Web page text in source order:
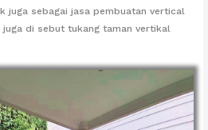
juga sebagai jasa pembuatan vertical
di sebut tukang taman vertikal